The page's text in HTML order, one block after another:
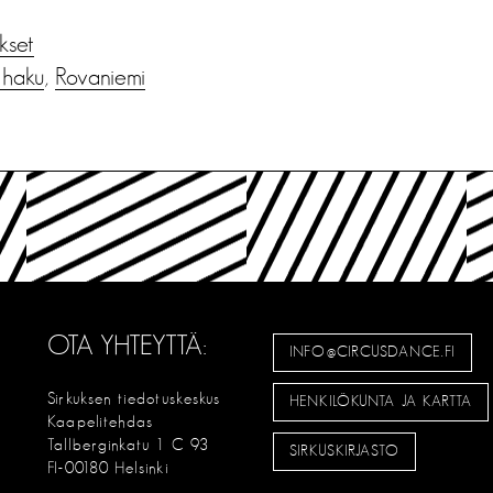
, Rovaniemi
OTA YHTEYTTÄ:
Sirkuksen tiedotuskeskus
Kaapelitehdas
Tallberginkatu 1 C 93
FI-00180 Helsinki
INFO@CIRCUSDANCE.FI
HENKILÖKUNTA JA KARTTA
SIRKUSKIRJASTO